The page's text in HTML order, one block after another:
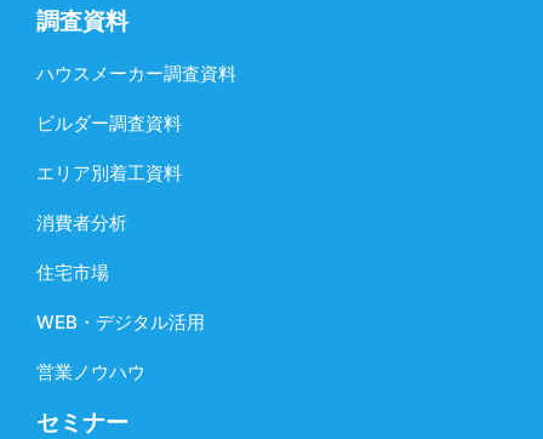
調査資料
ハウスメーカー調査資料
ビルダー調査資料
エリア別着工資料
消費者分析
住宅市場
WEB・デジタル活用
営業ノウハウ
セミナー